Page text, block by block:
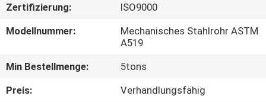
FABRIK-
AUSFLUG
QUALITÄTSKONTROLLE
Zertifizierung:
ISO9000
Modellnummer:
Mechanisches Stahlrohr ASTM
A519
Min Bestellmenge:
5tons
Preis:
Verhandlungsfähig